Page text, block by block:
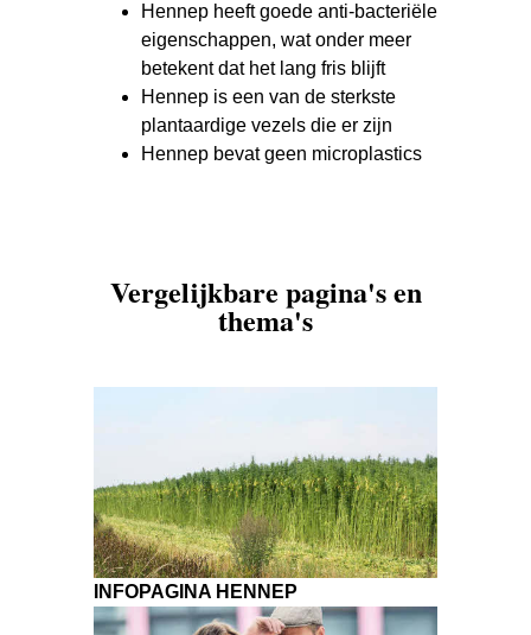
Hennep heeft goede anti-bacteriële
eigenschappen, wat onder meer
betekent dat het lang fris blijft
Hennep is een van de sterkste
plantaardige vezels die er zijn
Hennep bevat geen microplastics
Vergelijkbare pagina's en
thema's
INFOPAGINA HENNEP